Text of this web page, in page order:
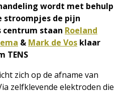
wordt met behulp
stroompjes de pijn
centrum staan Roeland
& Mark de Vos klaar
TENS
zich op de afname van
zelfklevende elektroden die